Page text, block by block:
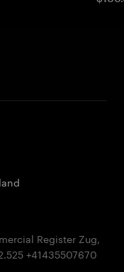
Register Zug,